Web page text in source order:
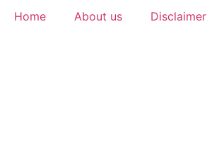
Home About us Disclaimer